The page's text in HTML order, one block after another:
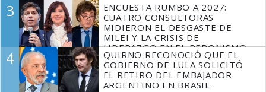
3
ENCUESTA RUMBO A 2027:
CUATRO CONSULTORAS
MIDIERON EL DESGASTE DE
MILEI Y LA CRISIS DE
LIDERAZGO EN EL PERONISMO
4
QUIRNO RECONOCIÓ QUE EL
GOBIERNO DE LULA SOLICITÓ
EL RETIRO DEL EMBAJADOR
ARGENTINO EN BRASIL